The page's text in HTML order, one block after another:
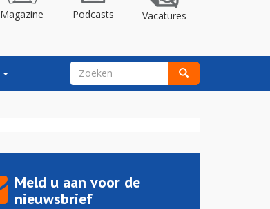
Magazine Podcasts Vacatures
ZOEKVELD
Meld u aan voor de
nieuwsbrief